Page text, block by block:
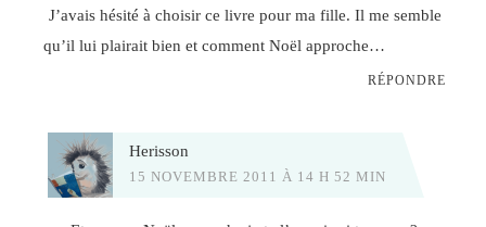
J’avais hésité à choisir ce livre pour ma fille. Il me semble
qu’il lui plairait bien et comment Noël approche…
RÉPONDRE
Herisson
15 NOVEMBRE 2011 À 14 H 52 MIN